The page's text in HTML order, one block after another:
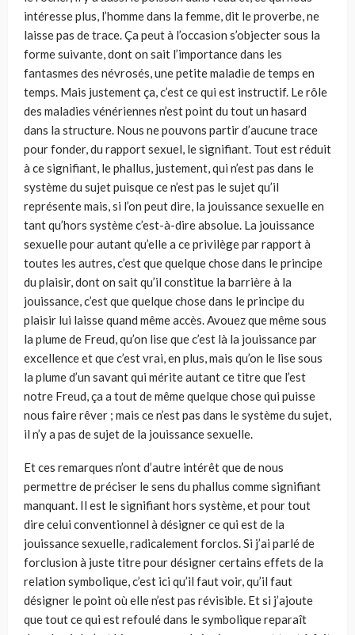
intéresse plus, l’homme dans la femme, dit le proverbe, ne
laisse pas de trace. Ça peut à l’occasion s’objecter sous la
forme suivante, dont on sait l’importance dans les
fantasmes des névrosés, une petite maladie de temps en
temps. Mais justement ça, c’est ce qui est instructif. Le rôle
des maladies vénériennes n’est point du tout un hasard
dans la structure. Nous ne pouvons partir d’aucune trace
pour fonder, du rapport sexuel, le signifiant. Tout est réduit
à ce signifiant, le phallus, justement, qui n’est pas dans le
système du sujet puisque ce n’est pas le sujet qu’il
représente mais, si l’on peut dire, la jouissance sexuelle en
tant qu’hors système c’est-à-dire absolue. La jouissance
sexuelle pour autant qu’elle a ce privilège par rapport à
toutes les autres, c’est que quelque chose dans le principe
du plaisir, dont on sait qu’il constitue la barrière à la
jouissance, c’est que quelque chose dans le principe du
plaisir lui laisse quand même accès. Avouez que même sous
la plume de Freud, qu’on lise que c’est là la jouissance par
excellence et que c’est vrai, en plus, mais qu’on le lise sous
la plume d’un savant qui mérite autant ce titre que l’est
notre Freud, ça a tout de même quelque chose qui puisse
nous faire rêver ; mais ce n’est pas dans le système du sujet,
il n’y a pas de sujet de la jouissance sexuelle.
Et ces remarques n’ont d’autre intérêt que de nous
permettre de préciser le sens du phallus comme signifiant
manquant. Il est le signifiant hors système, et pour tout
dire celui conventionnel à désigner ce qui est de la
jouissance sexuelle, radicalement forclos. Si j’ai parlé de
forclusion à juste titre pour désigner certains effets de la
relation symbolique, c’est ici qu’il faut voir, qu’il faut
désigner le point où elle n’est pas révisible. Et si j’ajoute
que tout ce qui est refoulé dans le symbolique reparaît